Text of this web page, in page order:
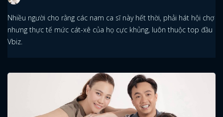
Nhiều người cho rằng các nam ca sĩ này hết thời, phải hát hội chợ
nhưng thực tế mức cát-xê của họ cực khủng, luôn thuộc top đầu
Vbiz.